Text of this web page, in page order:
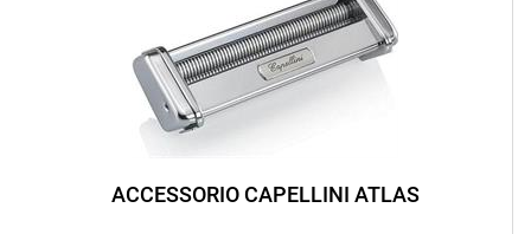
ACCESSORIO CAPELLINI ATLAS